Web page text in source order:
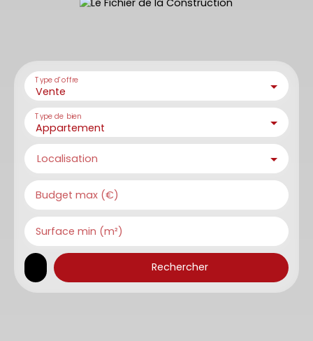
Vente
Type d'offre
Appartement
Type de bien
Localisation
Budget max (€)
Surface min (m²)
Rechercher